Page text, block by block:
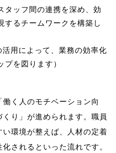
タッフ間の連携を深め、効
するチームワークを構築し
活用によって、業務の効率化
を図ります）
く人のモチベーション向
くり」が進められます。職員
環境が整えば、人材の定着
されるといった流れです。